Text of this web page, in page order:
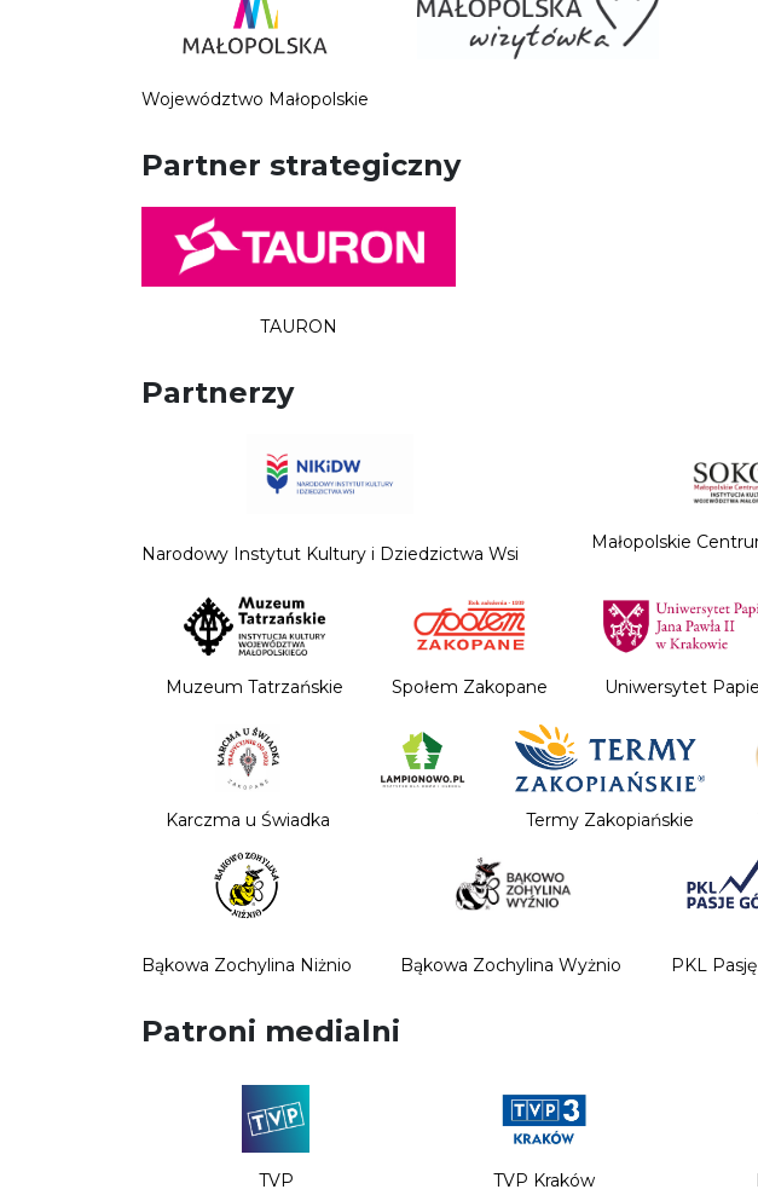
Województwo Małopolskie
Partner strategiczny
TAURON
Partnerzy
Narodowy Instytut Kultury i Dziedzictwa Wsi
Małopolskie
Muzeum Tatrzańskie Społem Zakopane Uniwersytet
Karczma u Świadka Termy Zakopiańskie
Bąkowa Zochylina Niżnio Bąkowa Zochylina Wyżnio PKL
Patroni medialni
TVP TVP Kraków